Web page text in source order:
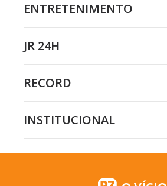
ENTRETENIMENTO
JR 24H
RECORD
INSTITUCIONAL